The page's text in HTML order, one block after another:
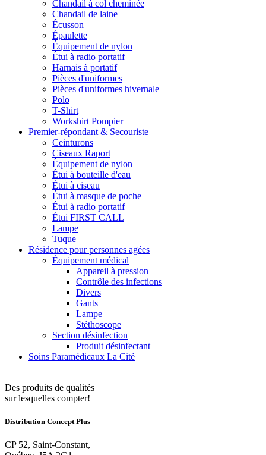
Chandail à col cheminée
Chandail de laine
Écusson
Épaulette
Équipement de nylon
Étui à radio portatif
Harnais à portatif
Pièces d'uniformes
Pièces d'uniformes hivernale
Polo
T-Shirt
Workshirt Pompier
Premier-répondant & Secouriste
Ceinturons
Ciseaux Raport
Équipement de nylon
Étui à bouteille d'eau
Étui à ciseau
Étui à masque de poche
Étui à radio portatif
Étui FIRST CALL
Lampe
Tuque
Résidence pour personnes agées
Équipement médical
Appareil à pression
Contrôle des infections
Divers
Gants
Lampe
Stéthoscope
Section désinfection
Produit désinfectant
Soins Paramédicaux La Cité
Des produits de qualités
sur lesquelles compter!
Distribution Concept Plus
CP 52, Saint-Constant,